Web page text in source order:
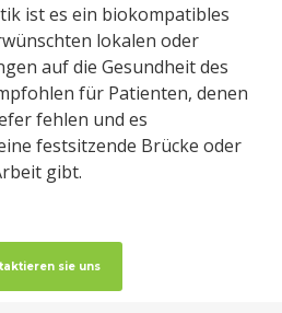
ist es ein biokompatibles
lokalen oder
auf die Gesundheit des
für Patienten, denen
fehlen und es
festsitzende Brücke oder
gibt.
sie uns